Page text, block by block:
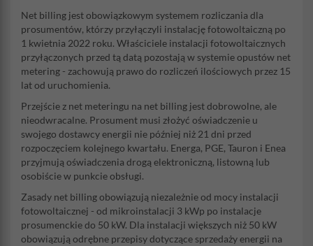
Net billing jest obowiązkowym systemem rozliczania dla
prosumentów, którzy przyłączyli instalację fotowoltaiczną po
1 kwietnia 2022 roku. Właściciele instalacji fotowoltaicznych
przyłączonych przed tą datą pozostają w systemie opustów net
metering - zachowują prawo do rozliczeń ilościowych przez 15
lat od uruchomienia.
Przejście z net meteringu na net billing jest dobrowolne, ale
nieodwracalne. Prosument musi złożyć oświadczenie u
swojego dostawcy energii nie później niż 21 dni przed
rozpoczęciem kolejnego kwartału. Energa, PGE, Tauron i Enea
przyjmują oświadczenia drogą elektroniczną, listowną lub
osobiście w punkcie obsługi.
Zasady net billing obowiązują niezależnie od mocy instalacji
fotowoltaicznej - od mikroinstalacji 3 kWp po instalacje
prosumenckie do 50 kW. Dla instalacji większych niż 50 kW
obowiązują odrębne przepisy dotyczące sprzedaży energii na